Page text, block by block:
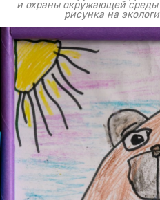
и охраны окружающей среды
рисунка на